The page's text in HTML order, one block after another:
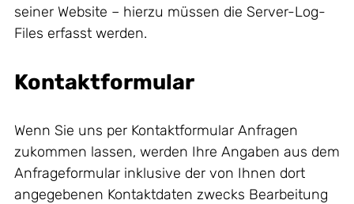
seiner Website – hierzu müssen die Server-Log-
Files erfasst werden.
Kontaktformular
Wenn Sie uns per Kontaktformular Anfragen
zukommen lassen, werden Ihre Angaben aus dem
Anfrageformular inklusive der von Ihnen dort
angegebenen Kontaktdaten zwecks Bearbeitung